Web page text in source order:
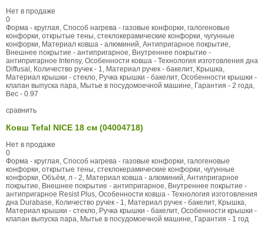
Нет в продаже
0
Форма - круглая, Способ нагрева - газовые конфорки, галогеновые
конфорки, открытые тены, стеклокерамические конфорки, чугунные
конфорки, Материал ковша - алюминий, Антипригарное покрытие,
Внешнее покрытие - антипригарное, Внутреннее покрытие -
антипригарное Intensy, Особенности ковша - Технология изготовления дна
Diffusal, Количество ручек - 1, Материал ручек - бакелит, Крышка,
Материал крышки - стекло, Ручка крышки - бакелит, Особенности крышки -
клапан выпуска пара, Мытье в посудомоечной машине, Гарантия - 2 года,
Вес - 0.97
сравнить
Ковш Tefal NICE 18 см (04004718)
Нет в продаже
0
Форма - круглая, Способ нагрева - газовые конфорки, галогеновые
конфорки, открытые тены, стеклокерамические конфорки, чугунные
конфорки, Объём, л - 2, Материал ковша - алюминий, Антипригарное
покрытие, Внешнее покрытие - антипригарное, Внутреннее покрытие -
антипригарное Resist Plus, Особенности ковша - Технология изготовления
дна Durabase, Количество ручек - 1, Материал ручек - бакелит, Крышка,
Материал крышки - стекло, Ручка крышки - бакелит, Особенности крышки -
клапан выпуска пара, Мытье в посудомоечной машине, Гарантия - 1 год